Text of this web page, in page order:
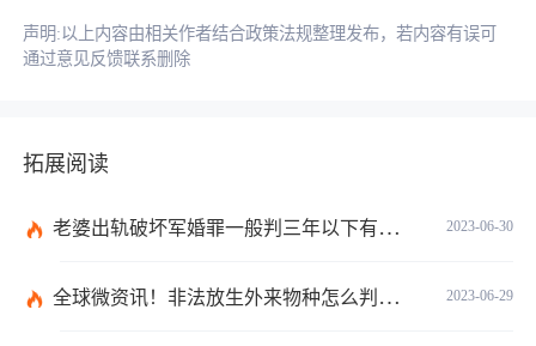
声明:以上内容由相关作者结合政策法规整理发布，若内容有误可
通过意见反馈联系删除
拓展阅读
2023-06-30
老婆出轨破坏军婚罪一般判三年以下有期徒刑吗？
2023-06-29
全球微资讯！非法放生外来物种怎么判？放生归哪个部门管？